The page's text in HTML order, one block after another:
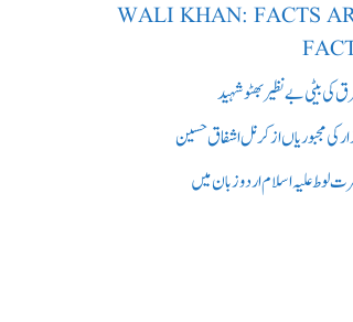
WALI KHAN: FACTS
کی بیٹی بے نظیر بھٹو شہید
کی مجبوریاں از کرنل اشفاق حسین
لوط علیہ اسلام اردو زبان میں